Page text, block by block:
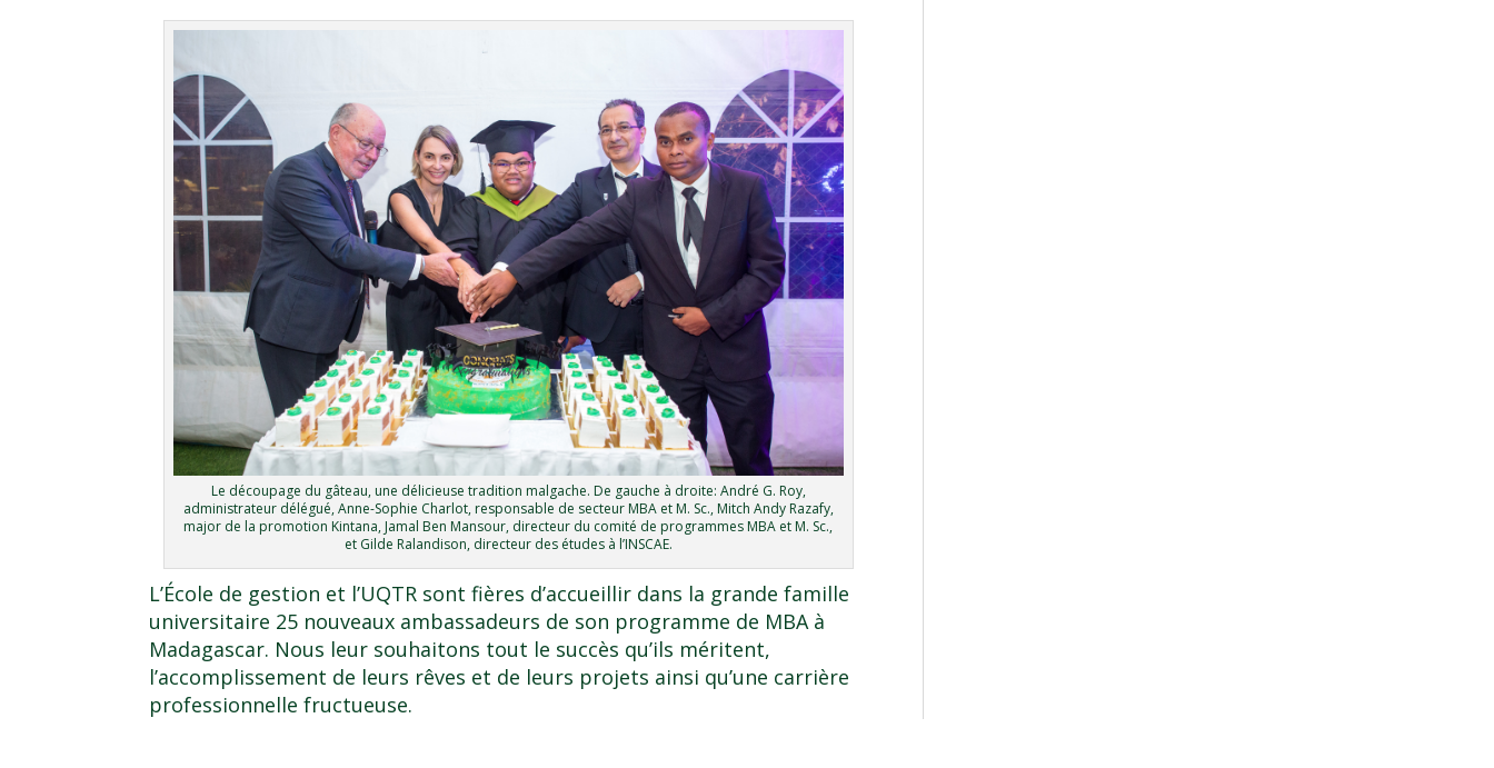
Le découpage du gâteau, une délicieuse tradition malgache. De gauche à droite: André G. Roy,
administrateur délégué, Anne-Sophie Charlot, responsable de secteur MBA et M. Sc., Mitch Andy Razafy,
major de la promotion Kintana, Jamal Ben Mansour, directeur du comité de programmes MBA et M. Sc.,
et Gilde Ralandison, directeur des études à l’INSCAE.
L’École de gestion et l’UQTR sont fières d’accueillir dans la grande famille
universitaire 25 nouveaux ambassadeurs de son programme de MBA à
Madagascar. Nous leur souhaitons tout le succès qu’ils méritent,
l’accomplissement de leurs rêves et de leurs projets ainsi qu’une carrière
professionnelle fructueuse.